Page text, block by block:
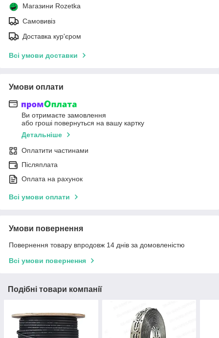
Магазини Rozetka
Самовивіз
Доставка кур'єром
Всі умови доставки
Умови оплати
Ви отримаєте замовлення
або гроші повернуться на вашу картку
Детальніше
Оплатити частинами
Післяплата
Оплата на рахунок
Всі умови оплати
Умови повернення
Повернення товару впродовж 14 днів за домовленістю
Всі умови повернення
Подібні товари компанії